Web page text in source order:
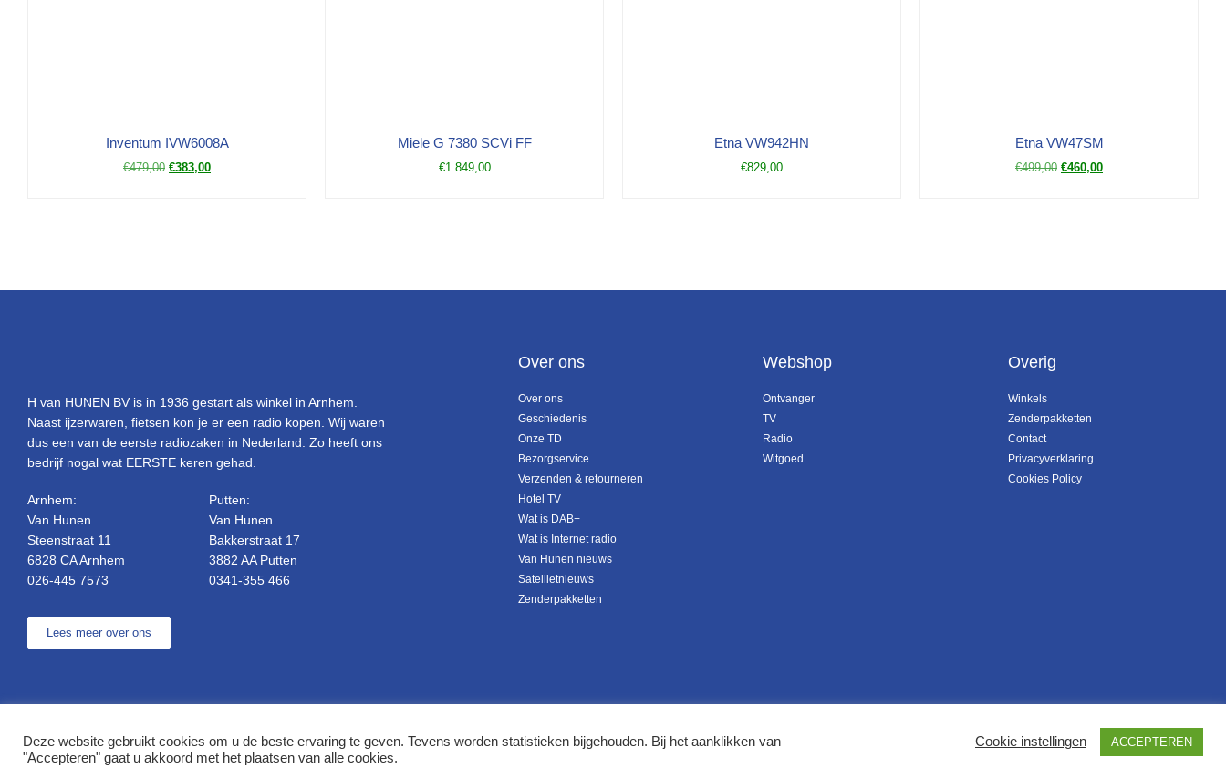
Inventum IVW6008A
€479,00 €383,00
Miele G 7380 SCVi FF
€1.849,00
Etna VW942HN
€829,00
Etna VW47SM
€499,00 €460,00
H van HUNEN BV is in 1936 gestart als winkel in Arnhem.
Naast ijzerwaren, fietsen kon je er een radio kopen. Wij waren
dus een van de eerste radiozaken in Nederland. Zo heeft ons
bedrijf nogal wat EERSTE keren gehad.
Arnhem:
Van Hunen
Steenstraat 11
6828 CA Arnhem
026-445 7573
Putten:
Van Hunen
Bakkerstraat 17
3882 AA Putten
0341-355 466
Lees meer over ons
Over ons
Over ons
Geschiedenis
Onze TD
Bezorgservice
Verzenden & retourneren
Hotel TV
Wat is DAB+
Wat is Internet radio
Van Hunen nieuws
Satellietnieuws
Zenderpakketten
Webshop
Ontvanger
TV
Radio
Witgoed
Overig
Winkels
Zenderpakketten
Contact
Privacyverklaring
Cookies Policy
© Copyright H. van Hunen Ontwikkeld door SatDesign
Deze website gebruikt cookies om u de beste ervaring te geven. Tevens worden statistieken bijgehouden. Bij het aanklikken van
"Accepteren" gaat u akkoord met het plaatsen van alle cookies.
Cookie instellingen ACCEPTEREN